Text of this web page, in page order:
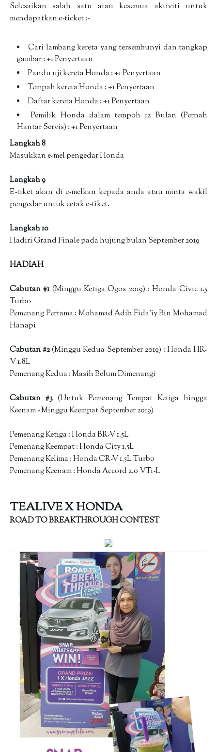
Selesaikan salah satu atau kesemua aktiviti untuk
mendapatkan e-ticket :-
Cari lambang kereta yang tersembunyi dan tangkap
gambar : +1 Penyertaan
Pandu uji kereta Honda : +1 Penyertaan
Tempah kereta Honda : +1 Penyertaan
Daftar kereta Honda : +1 Penyertaan
Pemilik Honda dalam tempoh 12 Bulan (Pernah
Hantar Servis) : +1 Penyertaan
Langkah 8
Masukkan e-mel pengedar Honda
Langkah 9
E-tiket akan di e-melkan kepada anda atau minta wakil
pengedar untuk cetak e-tiket.
Langkah 10
Hadiri Grand Finale pada hujung bulan September 2019
HADIAH
Cabutan #1 (Minggu Ketiga Ogos 2019) : Honda Civic 1.5
Turbo
Pemenang Pertama : Mohamad Adib Fida'iy Bin Mohamad
Hanapi
Cabutan #2(Minggu Kedua September 2019) : Honda HR-
V 1.8L
Pemenang Kedua : Masih Belum Dimenangi
Cabutan #3 (Untuk Pemenang Tempat Ketiga hingga
Keenam - Minggu Keempat September 2019)
Pemenang Ketiga : Honda BR-V 1.5L
Pemenang Keempat : Honda City 1.5L
Pemenang Kelima : Honda CR-V 1.5L Turbo
Pemenang Keenam : Honda Accord 2.0 VTi-L
TEALIVE X HONDA
ROAD TO BREAKTHROUGH CONTEST